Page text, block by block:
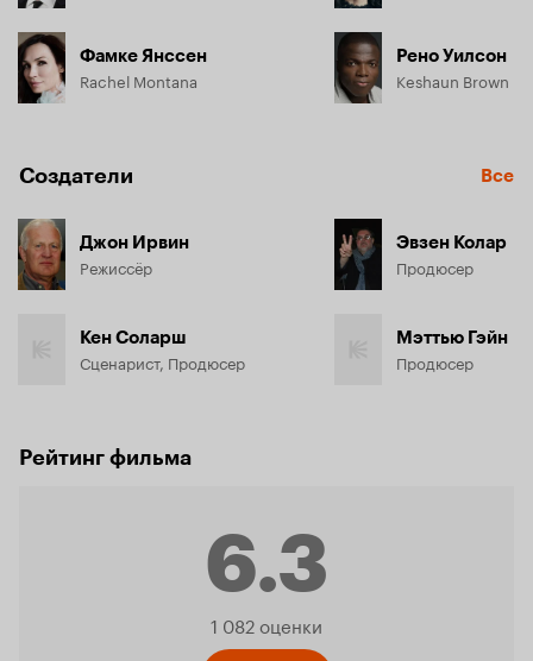
Фамке Янссен
Rachel Montana
Рено Уилсон
Keshaun Brown
Создатели Все
Джон Ирвин
Режиссёр
Кен Соларш
Сценарист, Продюсер
Эвзен Колар
Продюсер
Мэттью Гэйн
Продюсер
Рейтинг фильма
6.3
Рейтинг
1 082 оценки